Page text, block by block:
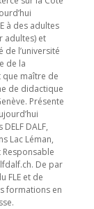
à des adultes
adultes) et
de l’université
de la
que maître de
de didactique
Présente
DALF,
Lac Léman,
De par
FLE et de
formations en